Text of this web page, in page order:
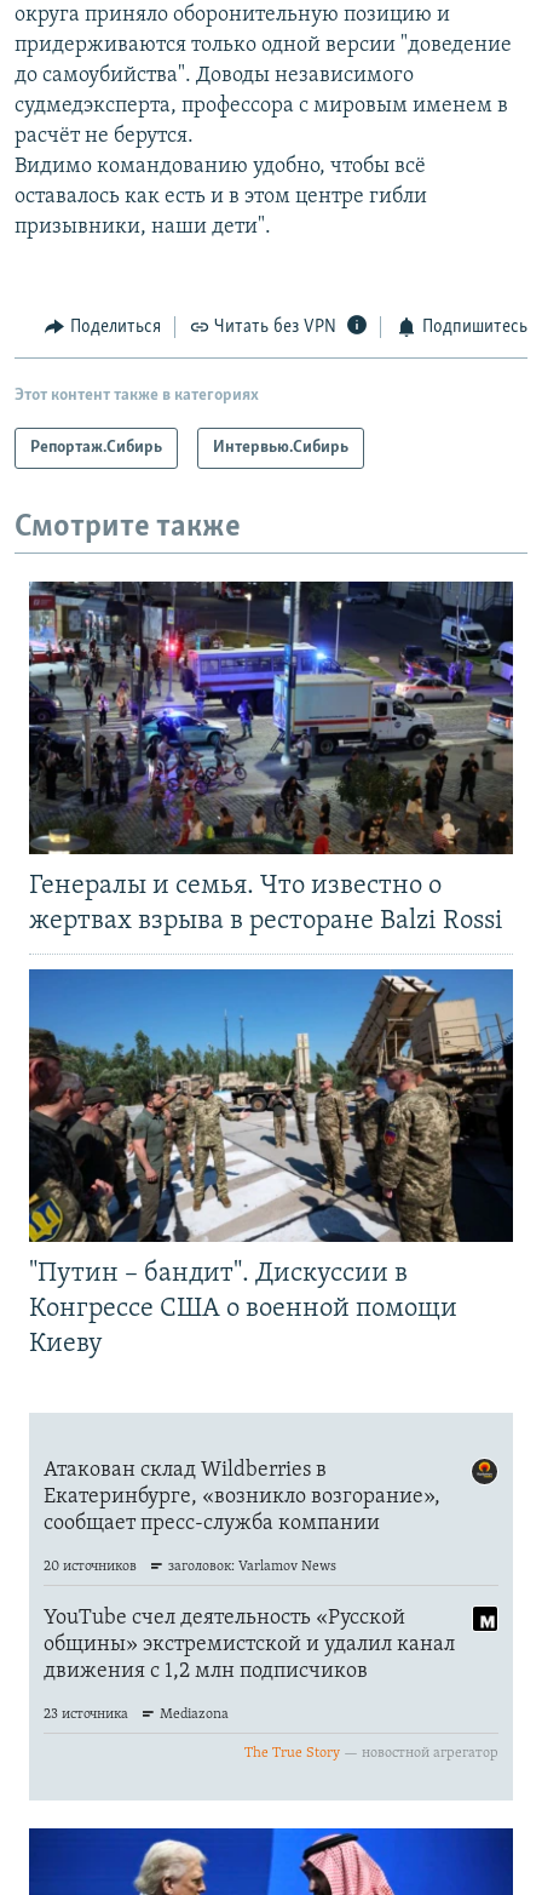
округа приняло оборонительную позицию и
придерживаются только одной версии "доведение
до самоубийства". Доводы независимого
судмедэксперта, профессора с мировым именем в
расчёт не берутся.
Видимо командованию удобно, чтобы всё
оставалось как есть и в этом центре гибли
призывники, наши дети".
Поделиться Читать без VPN Подпишитесь
Этот контент также в категориях
Репортаж.Сибирь Интервью.Сибирь
Смотрите также
Генералы и семья. Что известно о
жертвах взрыва в ресторане Balzi Rossi
"Путин – бандит". Дискуссии в
Конгрессе США о военной помощи
Киеву